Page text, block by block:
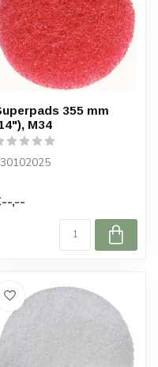
355 mm
M34
,--